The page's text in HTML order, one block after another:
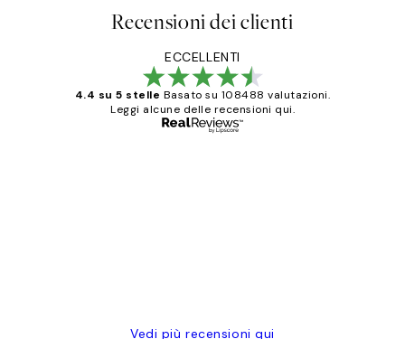
Recensioni dei clienti
ECCELLENTI
4.4 su 5 stelle Basato su 108488 valutazioni.
Leggi alcune delle recensioni qui.
Vedi più recensioni qui